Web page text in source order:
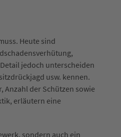
Heute sind
jedoch unterscheiden
usw. kennen.
Anzahl der Schützen sowie
erläutern eine
sondern auch ein